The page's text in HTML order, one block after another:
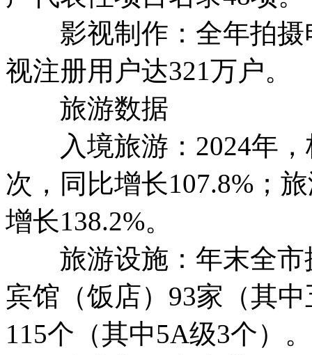
影视制作：全年拍摄
视注册用户达321万户。
旅游数据
入境旅游：2024年，
次，同比增长107.8%；
增长138.2%。
旅游设施：年末全市
宾馆（饭店）93家（其
115个（其中5A级3个）。